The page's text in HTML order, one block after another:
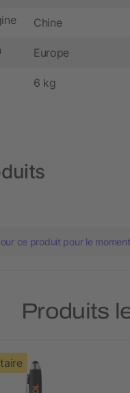
Chine
Europe
6 kg
ce produit pour le
Produits